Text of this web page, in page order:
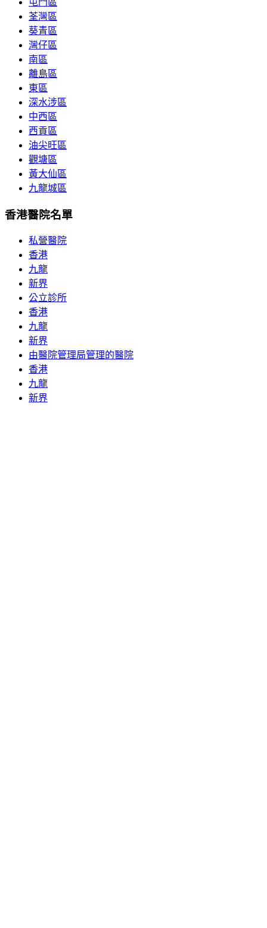
屯門區
荃灣區
葵青區
灣仔區
南區
離島區
東區
深水涉區
中西區
西貢區
油尖旺區
觀塘區
黃大仙區
九龍城區
香港醫院名單
私營醫院
香港
九龍
新界
公立診所
香港
九龍
新界
由醫院管理局管理的醫院
香港
九龍
新界